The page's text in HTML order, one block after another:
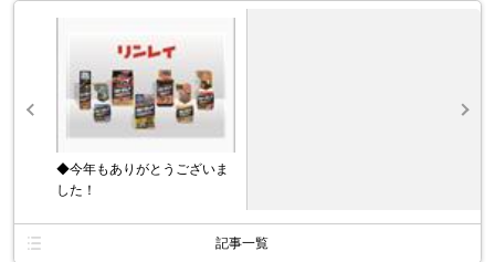
◆今年もありがとうございま
した！
記事一覧